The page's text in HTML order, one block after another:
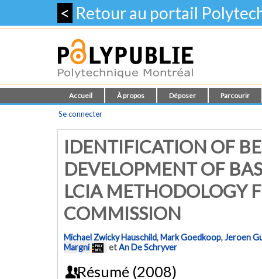
< Retour au portail
Accueil À propos Déposer Parcourir
Se connecter
IDENTIFICATION OF
DEVELOPMENT OF
LCIA METHODOLOGY
COMMISSION
Michael Zwicky Hauschild,Mark Goedkoop,Jeroen
Margni
etAn De Schryver
Résumé (2008)